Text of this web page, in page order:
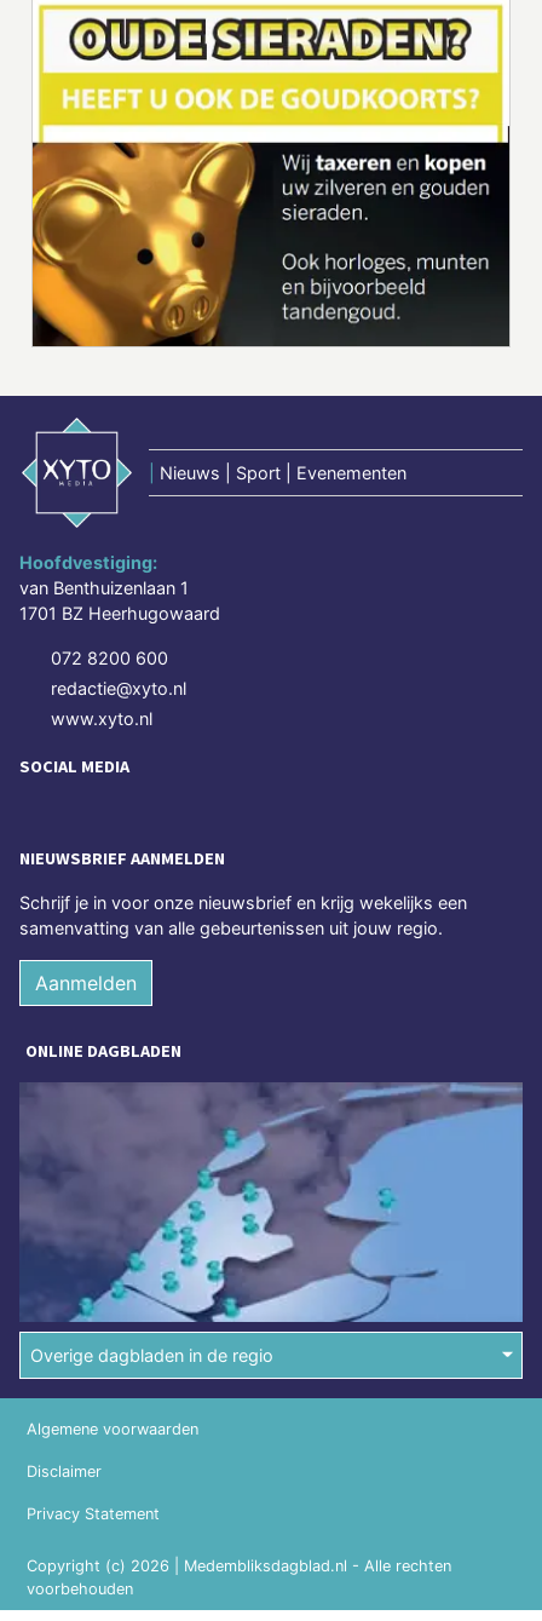
Nieuws | Sport | Evenementen
Hoofdvestiging:
van Benthuizenlaan 1
1701 BZ Heerhugowaard
072 8200 600
redactie@xyto.nl
www.xyto.nl
SOCIAL MEDIA
NIEUWSBRIEF AANMELDEN
Schrijf je in voor onze nieuwsbrief en krijg wekelijks een
samenvatting van alle gebeurtenissen uit jouw regio.
Aanmelden
ONLINE DAGBLADEN
Overige dagbladen in de regio
Copyright (c) 2026 | Medembliksdagblad.nl - Alle rechten
voorbehouden
Algemene voorwaarden
Disclaimer
Privacy Statement